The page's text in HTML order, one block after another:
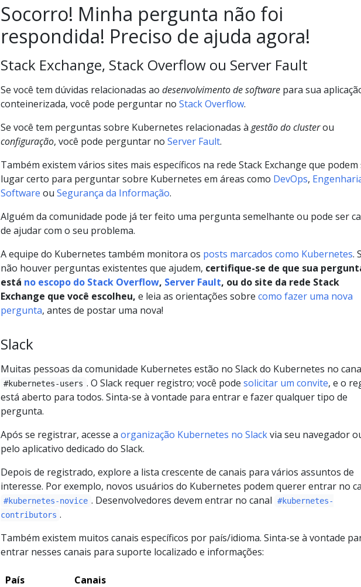
Socorro! Minha pergunta não foi
respondida! Preciso de ajuda agora!
Stack Exchange, Stack Overflow ou Server Fault
Se você tem dúvidas relacionadas ao desenvolvimento de software para sua
conteinerizada, você pode perguntar no Stack Overflow.
Se você tem perguntas sobre Kubernetes relacionadas à gestão do clusterou
configuração, você pode perguntar no Server Fault.
Também existem vários sites mais específicos na rede Stack Exchange que podem
lugar certo para perguntar sobre Kubernetes em áreas como DevOps,
Software ou Segurança da Informação.
Alguém da comunidade pode já ter feito uma pergunta semelhante ou pode ser
de ajudar com o seu problema.
A equipe do Kubernetes também monitora os posts marcados como Kubernetes.
não houver perguntas existentes que ajudem, certifique-se de que sua
está no escopo do Stack Overflow, Server Fault, ou do site da rede Stack
Exchange que você escolheu, e leia as orientações sobre como fazer uma nova
pergunta, antes de postar uma nova!
Slack
Muitas pessoas da comunidade Kubernetes estão no Slack do Kubernetes no
#kubernetes-users . O Slack requer registro; você pode solicitar um convite, e o
está aberto para todos. Sinta-se à vontade para entrar e fazer qualquer tipo de
pergunta.
Após se registrar, acesse a organização Kubernetes no Slackvia seu navegador
pelo aplicativo dedicado do Slack.
Depois de registrado, explore a lista crescente de canais para vários assuntos de
interesse. Por exemplo, novos usuários do Kubernetes podem querer entrar no
#kubernetes-novice . Desenvolvedores devem entrar no canal
#kubernetes-
contributors .
Também existem muitos canais específicos por país/idioma. Sinta-se à vontade
entrar nesses canais para suporte localizado e informações:
País
Canais